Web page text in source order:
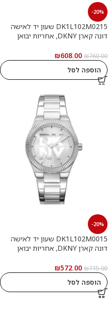
-20%
DK1L102M0215 שעון יד לאישה
דונה קארן DKNY, אחריות יבואן
₪760.00
₪608.00
הוספה לסל
-20%
DK1L102M0015 שעון יד לאישה
דונה קארן DKNY, אחריות יבואן
₪715.00
₪572.00
הוספה לסל